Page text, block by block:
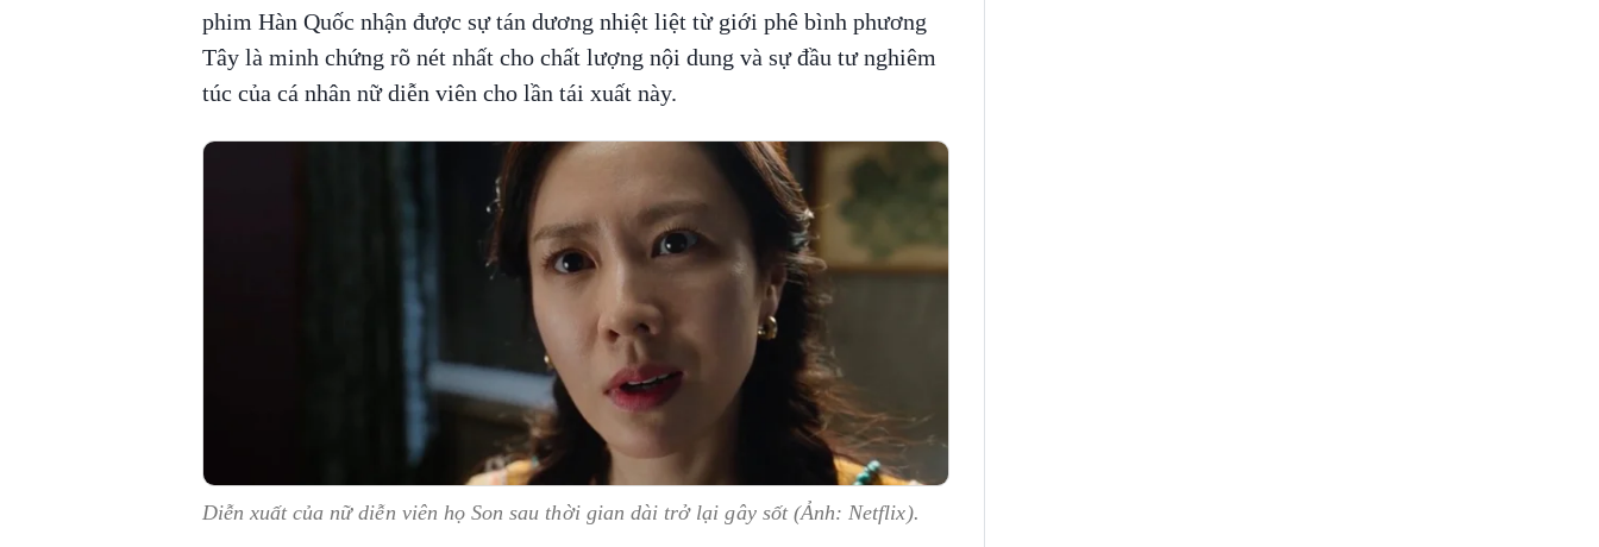
phim Hàn Quốc nhận được sự tán dương nhiệt liệt từ giới phê bình phương
Tây là minh chứng rõ nét nhất cho chất lượng nội dung và sự đầu tư nghiêm
túc của cá nhân nữ diễn viên cho lần tái xuất này.
Diễn xuất của nữ diễn viên họ Son sau thời gian dài trở lại gây sốt (Ảnh: Netflix).